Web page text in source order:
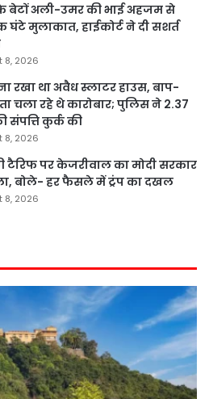
बेटों अली-उमर की भाई अहजम से
घंटे मुलाकात, हाईकोर्ट ने दी सशर्त
8, 2026
रखा था अवैध स्लाटर हाउस, बाप-
चला रहे थे कारोबार; पुलिस ने 2.37
संपत्ति कुर्क की
8, 2026
टैरिफ पर केजरीवाल का मोदी सरकार
बोले- हर फैसले में ट्रंप का दखल
8, 2026